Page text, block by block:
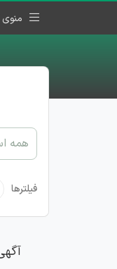
منوی
همه
فیلترها